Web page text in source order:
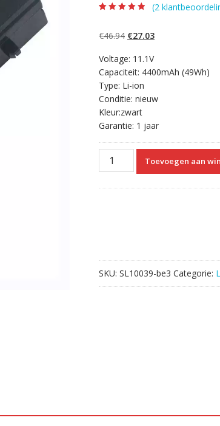
gebaseerd op
klantbeoordelin
(2
€46.94 Oorspronkelijke
was:
€46.94.
€27.03Huidige
€27.03.
Voltage: 11.1V
Capaciteit: 4400mAh (49Wh)
Type: Li-ion
Conditie: nieuw
Kleur:zwart
Garantie: 1 jaar
Laptop
accu
Toevoegen aan
SKU: SL10039-be3 Categorie: